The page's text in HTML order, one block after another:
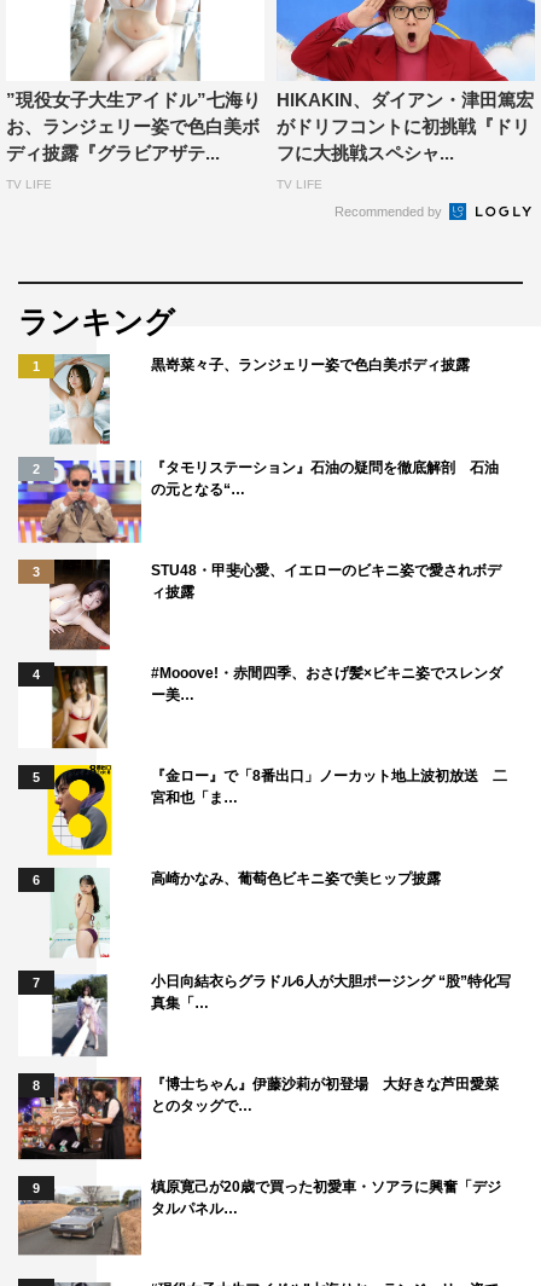
”現役女子大生アイドル”七海り
お、ランジェリー姿で色白美ボ
ディ披露『グラビアザテ...
TV LIFE
HIKAKIN、ダイアン・津田篤宏
がドリフコントに初挑戦『ドリ
フに大挑戦スペシャ...
TV LIFE
Recommended by
ランキング
1 黒嵜菜々子、ランジェリー姿で色白美ボディ披露
2
『タモリステーション』石油の疑問を徹底解剖 石油
の元となる“…
3
STU48・甲斐心愛、イエローのビキニ姿で愛されボデ
ィ披露
4
#Mooove!・赤間四季、おさげ髪×ビキニ姿でスレンダ
ー美…
5
『金ロー』で「8番出口」ノーカット地上波初放送 二
宮和也「ま…
6 高崎かなみ、葡萄色ビキニ姿で美ヒップ披露
7
小日向結衣らグラドル6人が大胆ポージング “股”特化写
真集「…
8
『博士ちゃん』伊藤沙莉が初登場 大好きな芦田愛菜
とのタッグで…
9
槙原寛己が20歳で買った初愛車・ソアラに興奮「デジ
タルパネル…